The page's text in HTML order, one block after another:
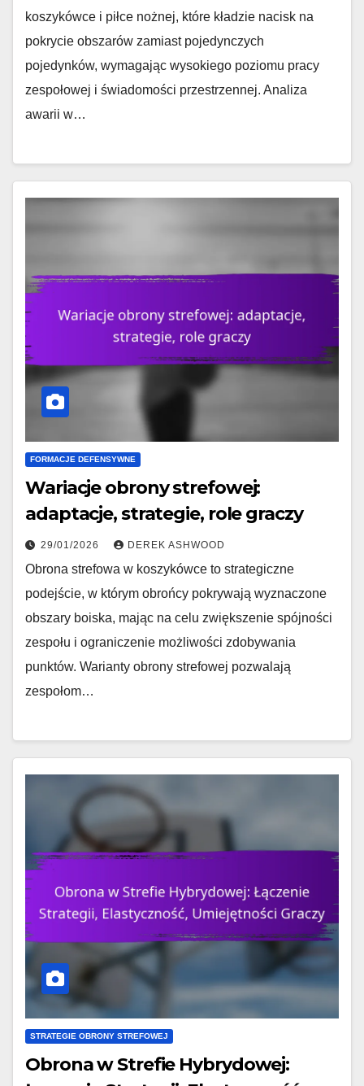
koszykówce i piłce nożnej, które kładzie nacisk na
pokrycie obszarów zamiast pojedynczych
pojedynków, wymagając wysokiego poziomu pracy
zespołowej i świadomości przestrzennej. Analiza
awarii w…
FORMACJE DEFENSYWNE
Wariacje obrony strefowej:
adaptacje, strategie, role graczy
29/01/2026 DEREK ASHWOOD
Obrona strefowa w koszykówce to strategiczne
podejście, w którym obrońcy pokrywają wyznaczone
obszary boiska, mając na celu zwiększenie spójności
zespołu i ograniczenie możliwości zdobywania
punktów. Warianty obrony strefowej pozwalają
zespołom…
STRATEGIE OBRONY STREFOWEJ
Obrona w Strefie Hybrydowej: